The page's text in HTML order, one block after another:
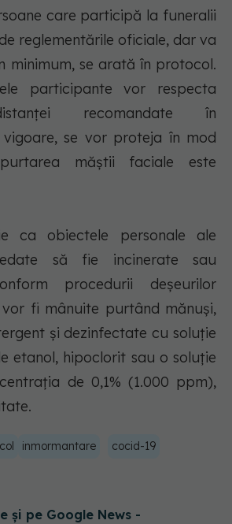
care participă la funeralii
reglementările oficiale, dar va
minimum, se arată în protocol.
participante vor respecta
recomandate în
se vor proteja în mod
măştii faciale este
ca obiectele personale ale
să fie incinerate sau
procedurii deşeurilor
vor fi mânuite purtând mănuşi,
şi dezinfectate cu soluţie
etanol, hipoclorit sau o soluţie
de 0,1% (1.000 ppm),
inmormantare
cocid-19
și pe Google News -